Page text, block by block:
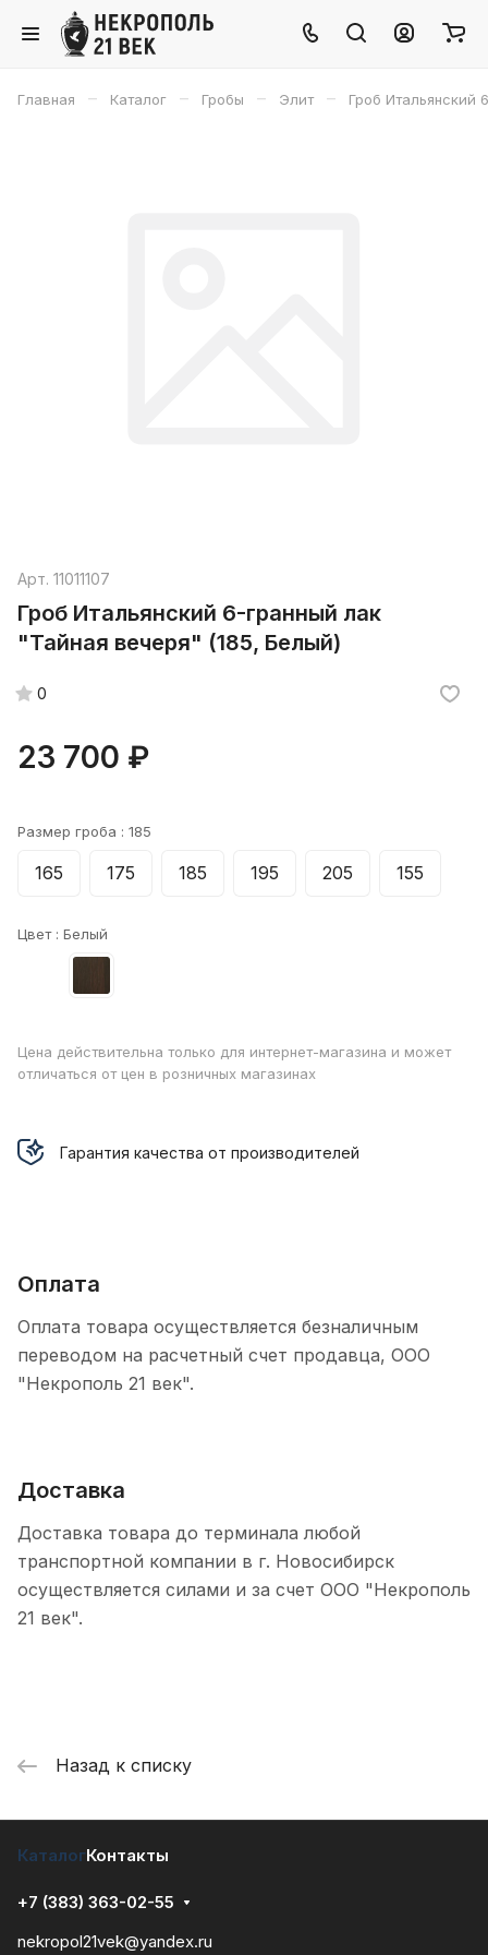
Главная – Каталог – Гробы – Элит – Гроб Итальянский
Арт. 11011107
Гроб Итальянский 6-гранный лак
"Тайная вечеря" (185, Белый)
0
23 700 ₽
Размер гроба : 185
165 175 185 195 205 155
Цвет : Белый
Цена действительна только для интернет-магазина и может
отличаться от цен в розничных магазинах
Гарантия качества от производителей
Оплата
Оплата товара осуществляется безналичным
переводом на расчетный счет продавца, ООО
"Некрополь 21 век".
Доставка
Доставка товара до терминала любой
транспортной компании в г. Новосибирск
осуществляется силами и за счет ООО "Некрополь
21 век".
Назад к списку
КаталогКонтакты
+7 (383) 363-02-55
nekropol21vek@yandex.ru